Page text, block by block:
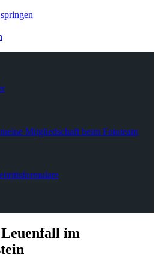
Mitgliedschaft beim Fototeam
im